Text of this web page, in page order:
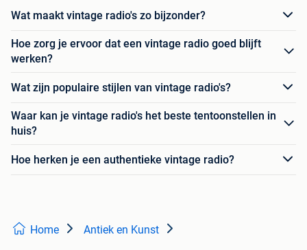
Wat maakt vintage radio's zo bijzonder?
Hoe zorg je ervoor dat een vintage radio goed blijft
werken?
Wat zijn populaire stijlen van vintage radio's?
Waar kan je vintage radio's het beste tentoonstellen in
huis?
Hoe herken je een authentieke vintage radio?
Home Antiek en Kunst